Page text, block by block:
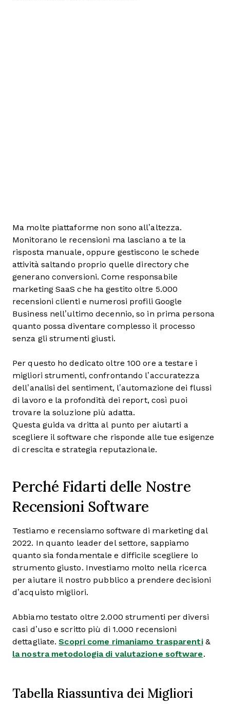
Ma molte piattaforme non sono all’altezza.
Monitorano le recensioni ma lasciano a te la
risposta manuale, oppure gestiscono le schede
attività saltando proprio quelle directory che
generano conversioni. Come responsabile
marketing SaaS che ha gestito oltre 5.000
recensioni clienti e numerosi profili Google
Business nell’ultimo decennio, so in prima persona
quanto possa diventare complesso il processo
senza gli strumenti giusti.
Per questo ho dedicato oltre 100 ore a testare i
migliori strumenti, confrontando l’accuratezza
dell’analisi del sentiment, l’automazione dei flussi
di lavoro e la profondità dei report, così puoi
trovare la soluzione più adatta.
Questa guida va dritta al punto per aiutarti a
scegliere il software che risponde alle tue esigenze
di crescita e strategia reputazionale.
Perché Fidarti delle Nostre
Recensioni Software
Testiamo e recensiamo software di marketing dal
2022. In quanto leader del settore, sappiamo
quanto sia fondamentale e difficile scegliere lo
strumento giusto. Investiamo molto nella ricerca
per aiutare il nostro pubblico a prendere decisioni
d’acquisto migliori.
Abbiamo testato oltre 2.000 strumenti per diversi
casi d’uso e scritto più di 1.000 recensioni
dettagliate.Scopri come rimaniamo trasparenti&
la nostra metodologia di valutazione software.
Tabella Riassuntiva dei Migliori